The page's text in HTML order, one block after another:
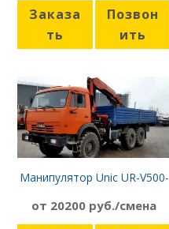
Заказа
ть
Позвон
ить
Манипулятор Unic UR-V500-
от 20200 руб./смена